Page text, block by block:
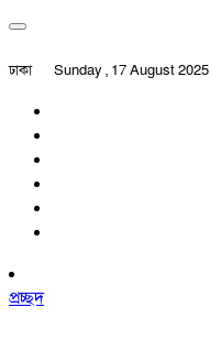
ঢাকা Sunday , 17 August 2025
প্রচ্ছদ